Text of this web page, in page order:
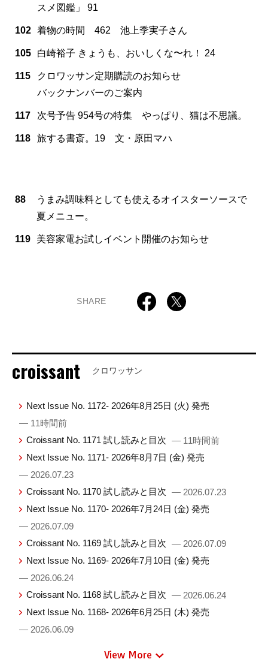
スメ図鑑」 91
102 着物の時間 462 池上季実子さん
105 白崎裕子 きょうも、おいしくな〜れ！ 24
115
クロワッサン定期購読のお知らせ
バックナンバーのご案内
117 次号予告 954号の特集 やっぱり、猫は不思議。
118 旅する書斎。19 文・原田マハ
88
うまみ調味料としても使えるオイスターソースで
夏メニュー。
119 美容家電お試しイベント開催のお知らせ
SHARE
croissant クロワッサン
Next Issue No. 1172- 2026年8月25日 (火) 発売
— 11時間前
Croissant No. 1171 試し読みと目次 — 11時間前
Next Issue No. 1171- 2026年8月7日 (金) 発売
— 2026.07.23
Croissant No. 1170 試し読みと目次 — 2026.07.23
Next Issue No. 1170- 2026年7月24日 (金) 発売
— 2026.07.09
Croissant No. 1169 試し読みと目次 — 2026.07.09
Next Issue No. 1169- 2026年7月10日 (金) 発売
— 2026.06.24
Croissant No. 1168 試し読みと目次 — 2026.06.24
Next Issue No. 1168- 2026年6月25日 (木) 発売
— 2026.06.09
View More